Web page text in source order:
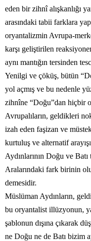
eden bir zihnî alışkanlığı
arasındaki tabii farklara
oryantalizmin Avrupa-
karşı geliştirilen
aynı mantığın tersinden
Yenilgi ve çöküş, bütün
yol açmış ve bu nedenle
zihnîne “Doğu”dan hiçbir
Avrupalıların, geldikleri
izah eden faşizan ve
kurtuluş ve alternatif
Aydınlarının Doğu ve
Aralarındaki fark birinin
demesidir.
Müslüman Aydınların,
bu oryantalist illüzyonun,
şablonun dışına çıkarak
ne Doğu ne de Batı bizim